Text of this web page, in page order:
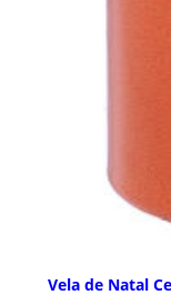
Vela de Natal